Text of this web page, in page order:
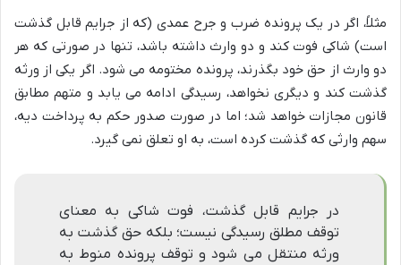
مثلاً، اگر در یک پرونده ضرب و جرح عمدی (که از جرایم قابل گذشت
است) شاکی فوت کند و دو وارث داشته باشد، تنها در صورتی که هر
دو وارث از حق خود بگذرند، پرونده مختومه می شود. اگر یکی از ورثه
گذشت کند و دیگری نخواهد، رسیدگی ادامه می یابد و متهم مطابق
قانون مجازات خواهد شد؛ اما در صورت صدور حکم به پرداخت دیه،
سهم وارثی که گذشت کرده است، به او تعلق نمی گیرد.
در جرایم قابل گذشت، فوت شاکی به معنای
توقف مطلق رسیدگی نیست؛ بلکه حق گذشت به
ورثه منتقل می شود و توقف پرونده منوط به